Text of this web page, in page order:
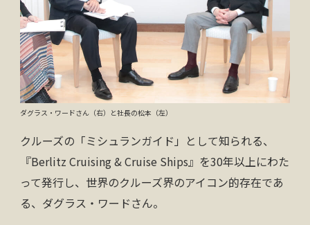
お問い合わせ
資料請求
電話にてお問い合わせ
検索
ダグラス・ワードさん（右）と社長の松本（左）
クルーズの「ミシュランガイド」として知られる、
『Berlitz Cruising & Cruise Ships』を30年以上にわた
って発行し、世界のクルーズ界のアイコン的存在であ
る、ダグラス・ワードさん。